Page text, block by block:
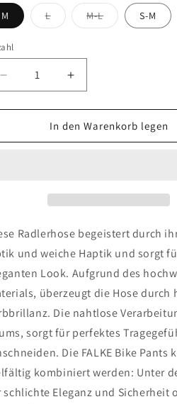
M LVariante
ausverkauft
M-LVariante
ausverkauft
S-M
Verringere
die
Menge
FALKE
Erhöhe
die
Menge
für
FALKE
In den Warenkorb legen
Radlerhose begeistert durch
und weiche Haptik und sorgt
Look. Aufgrund des
überzeugt die Hose durch
Die nahtlose
sorgt für perfektes
Die FALKE Bike Pants
kombiniert werden: Unter
schlichte Eleganz und Sicherheit